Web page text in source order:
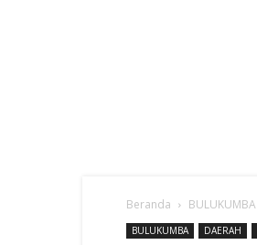
Beranda BULUKUMBA
BULUKUMBA DAERAH